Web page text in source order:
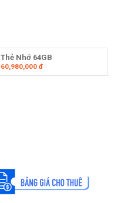
Thẻ Nhớ 64GB
60,980,000đ